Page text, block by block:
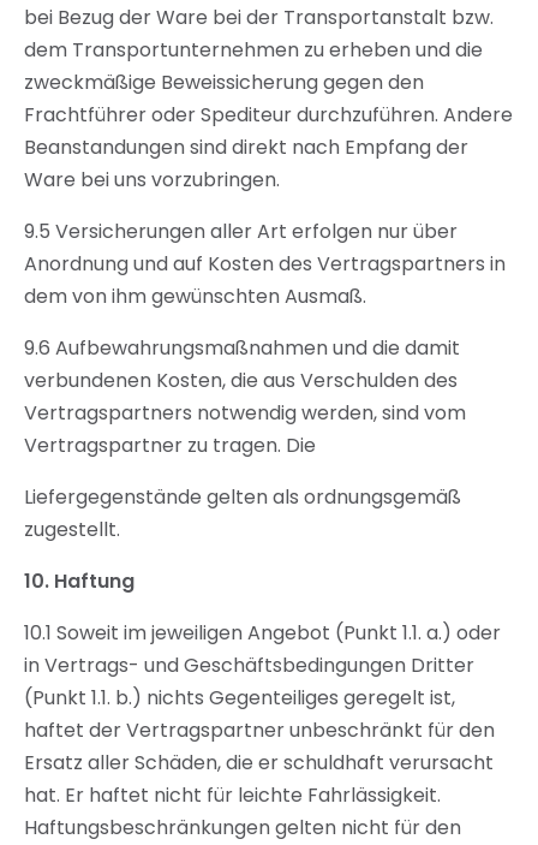
bei Bezug der Ware bei der Transportanstalt bzw.
dem Transportunternehmen zu erheben und die
zweckmäßige Beweissicherung gegen den
Frachtführer oder Spediteur durchzuführen. Andere
Beanstandungen sind direkt nach Empfang der
Ware bei uns vorzubringen.
9.5 Versicherungen aller Art erfolgen nur über
Anordnung und auf Kosten des Vertragspartners in
dem von ihm gewünschten Ausmaß.
9.6 Aufbewahrungsmaßnahmen und die damit
verbundenen Kosten, die aus Verschulden des
Vertragspartners notwendig werden, sind vom
Vertragspartner zu tragen. Die
Liefergegenstände gelten als ordnungsgemäß
zugestellt.
10. Haftung
10.1 Soweit im jeweiligen Angebot (Punkt 1.1. a.) oder
in Vertrags- und Geschäftsbedingungen Dritter
(Punkt 1.1. b.) nichts Gegenteiliges geregelt ist,
haftet der Vertragspartner unbeschränkt für den
Ersatz aller Schäden, die er schuldhaft verursacht
hat. Er haftet nicht für leichte Fahrlässigkeit.
Haftungsbeschränkungen gelten nicht für den